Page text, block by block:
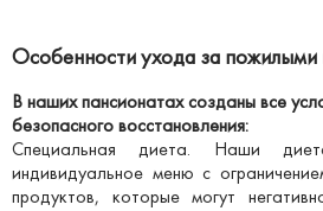
Особенности ухода за пожилыми
В наших пансионатах созданы все
безопасного восстановления:
Специальная диета. Наши
индивидуальное меню с
продуктов, которые могут